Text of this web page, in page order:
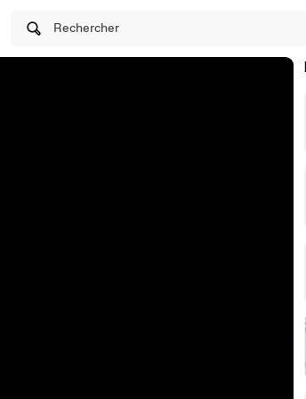
Rechercher